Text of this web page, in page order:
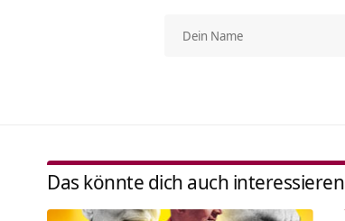
Das könnte dich auch interessieren